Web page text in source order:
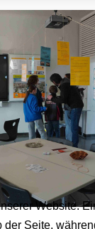
Website.
Seite,